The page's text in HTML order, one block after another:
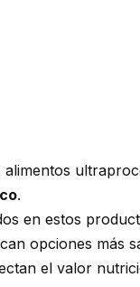
.
en estos
opciones más
el valor